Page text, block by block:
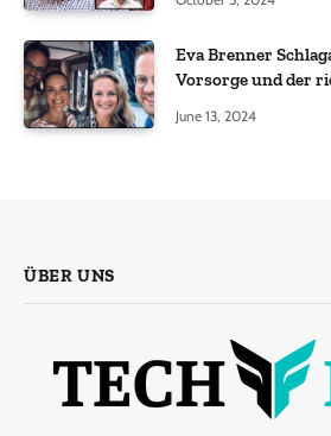
Eva Brenner
Vorsorge und der
June 13, 2024
ÜBER UNS